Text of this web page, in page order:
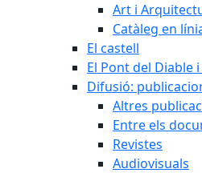
Art i
Catàleg en
El castell
El Pont del Diable
Difusió:
Altres
Entre els
Revistes
Audiovisuals